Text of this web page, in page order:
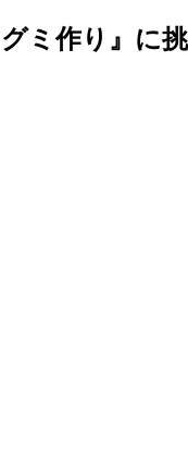
ミ作り』に